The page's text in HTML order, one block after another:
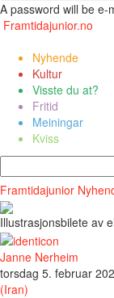
A password will be e-
Framtidajunior.no
Nyhende
Kultur
Visste du at?
Fritid
Meiningar
Kviss
Framtidajunior
Illustrasjonsbilete av
Janne Nerheim
torsdag 5. februar
(Iran)